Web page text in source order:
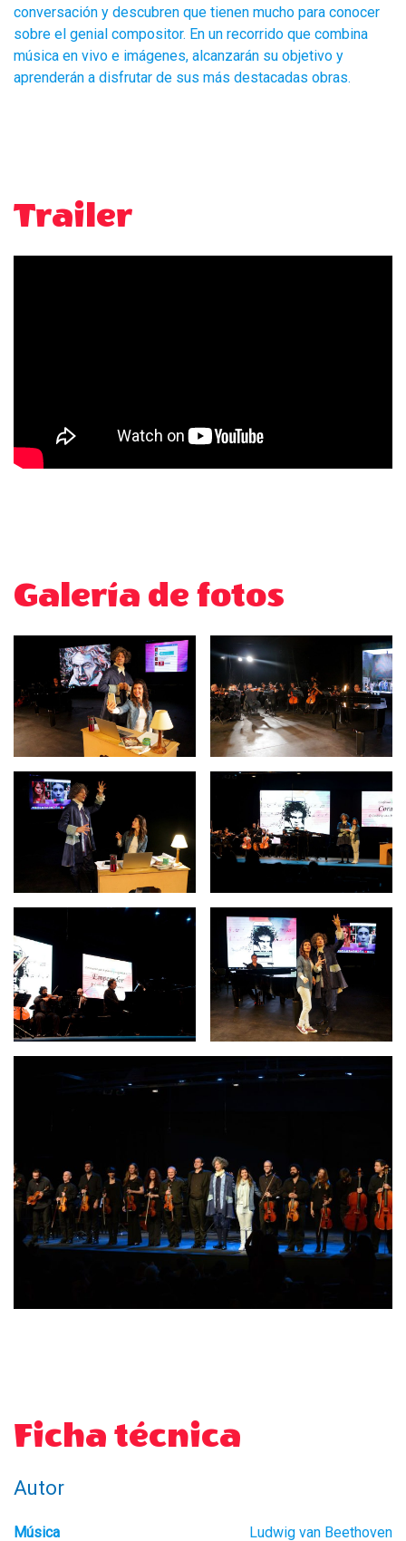
conversación y descubren que tienen mucho para conocer
sobre el genial compositor. En un recorrido que combina
música en vivo e imágenes, alcanzarán su objetivo y
aprenderán a disfrutar de sus más destacadas obras.
Trailer
Galería de fotos
Ficha técnica
Autor
Música Ludwig van Beethoven​